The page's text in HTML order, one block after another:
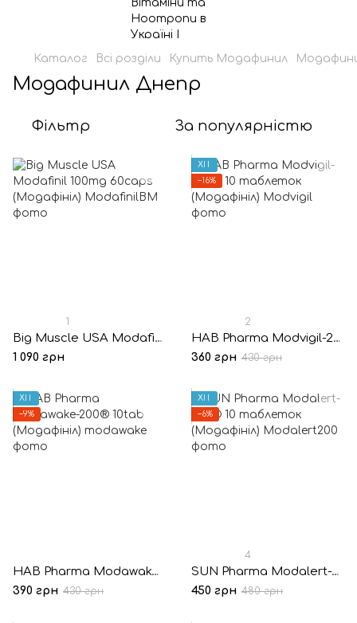
Каталог Всі розділи Купить Модафинил
Модафинил Днепр
Фільтр За популярністю
1
Big Muscle USA Modafinil 100mg 60caps (Модафініл)
1 090 грн
ХІТ
−16%
2
HAB Pharma Modvigil-200® 10 таблеток (Модафініл)
360 грн 430 грн
ХІТ
−9%
HAB Pharma Modawake-200® 10tab (Модафініл)
390 грн 430 грн
ХІТ
−6%
4
SUN Pharma Modalert-200® 10 таблеток (Модафініл)
450 грн 480 грн